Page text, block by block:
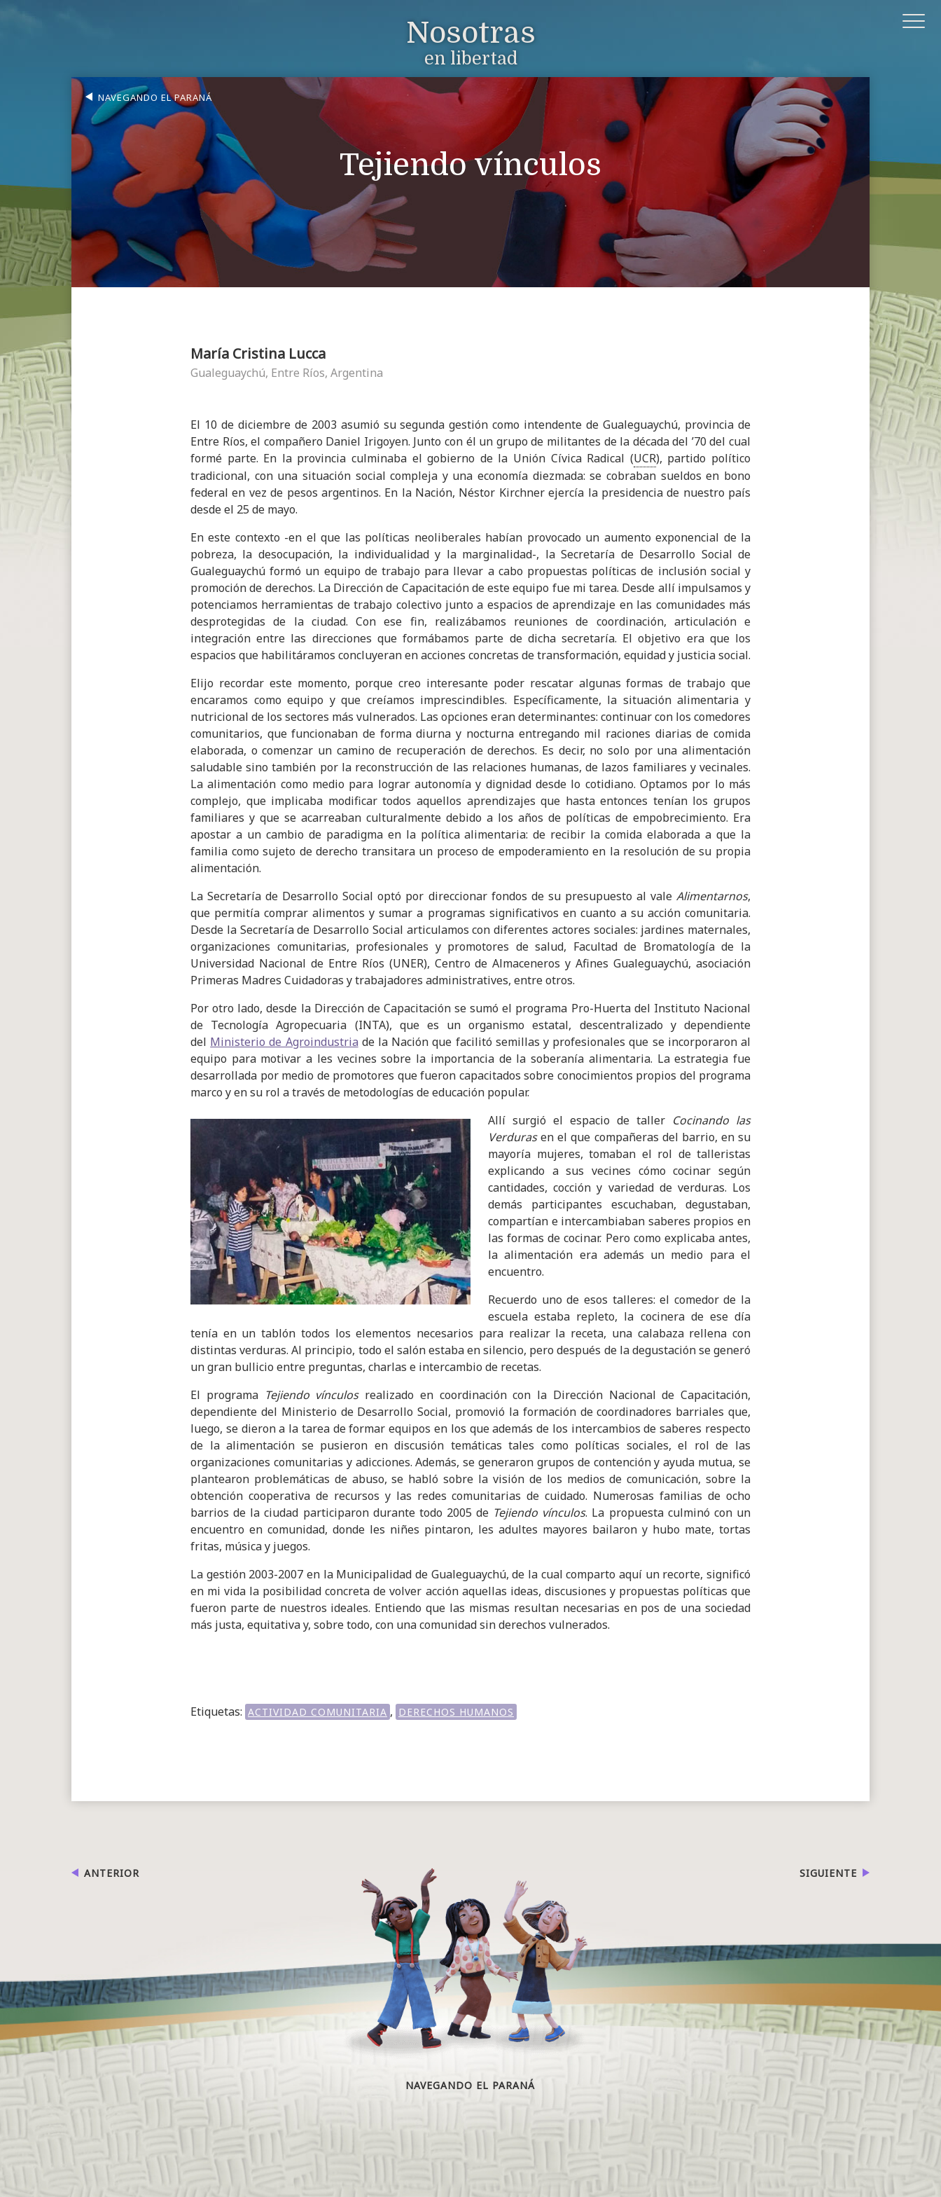
Nosotras
en libertad
NAVEGANDO EL PARANÁ
Tejiendo vínculos
María Cristina Lucca
Gualeguaychú, Entre Ríos, Argentina
El 10 de diciembre de 2003 asumió su segunda gestión como intendente de Gualeguaychú, provincia de
Entre Ríos, el compañero Daniel Irigoyen. Junto con él un grupo de militantes de la década del ’70 del cual
formé parte. En la provincia culminaba el gobierno de la Unión Cívica Radical (UCR), partido político
tradicional, con una situación social compleja y una economía diezmada: se cobraban sueldos en bono
federal en vez de pesos argentinos. En la Nación, Néstor Kirchner ejercía la presidencia de nuestro país
desde el 25 de mayo.
En este contexto -en el que las políticas neoliberales habían provocado un aumento exponencial de la
pobreza, la desocupación, la individualidad y la marginalidad-, la Secretaría de Desarrollo Social de
Gualeguaychú formó un equipo de trabajo para llevar a cabo propuestas políticas de inclusión social y
promoción de derechos. La Dirección de Capacitación de este equipo fue mi tarea. Desde allí impulsamos y
potenciamos herramientas de trabajo colectivo junto a espacios de aprendizaje en las comunidades más
desprotegidas de la ciudad. Con ese fin, realizábamos reuniones de coordinación, articulación e
integración entre las direcciones que formábamos parte de dicha secretaría. El objetivo era que los
espacios que habilitáramos concluyeran en acciones concretas de transformación, equidad y justicia social.
Elijo recordar este momento, porque creo interesante poder rescatar algunas formas de trabajo que
encaramos como equipo y que creíamos imprescindibles. Específicamente, la situación alimentaria y
nutricional de los sectores más vulnerados. Las opciones eran determinantes: continuar con los comedores
comunitarios, que funcionaban de forma diurna y nocturna entregando mil raciones diarias de comida
elaborada, o comenzar un camino de recuperación de derechos. Es decir, no solo por una alimentación
saludable sino también por la reconstrucción de las relaciones humanas, de lazos familiares y vecinales.
La alimentación como medio para lograr autonomía y dignidad desde lo cotidiano. Optamos por lo más
complejo, que implicaba modificar todos aquellos aprendizajes que hasta entonces tenían los grupos
familiares y que se acarreaban culturalmente debido a los años de políticas de empobrecimiento. Era
apostar a un cambio de paradigma en la política alimentaria: de recibir la comida elaborada a que la
familia como sujeto de derecho transitara un proceso de empoderamiento en la resolución de su propia
alimentación.
La Secretaría de Desarrollo Social optó por direccionar fondos de su presupuesto al vale Alimentarnos,
que permitía comprar alimentos y sumar a programas significativos en cuanto a su acción comunitaria.
Desde la Secretaría de Desarrollo Social articulamos con diferentes actores sociales: jardines maternales,
organizaciones comunitarias, profesionales y promotores de salud, Facultad de Bromatología de la
Universidad Nacional de Entre Ríos (UNER), Centro de Almaceneros y Afines Gualeguaychú, asociación
Primeras Madres Cuidadoras y trabajadores administratives, entre otros.
Por otro lado, desde la Dirección de Capacitación se sumó el programa Pro-Huerta del Instituto Nacional
de Tecnología Agropecuaria (INTA), que es un organismo estatal, descentralizado y dependiente
del Ministerio de Agroindustria de la Nación que facilitó semillas y profesionales que se incorporaron al
equipo para motivar a les vecines sobre la importancia de la soberanía alimentaria. La estrategia fue
desarrollada por medio de promotores que fueron capacitados sobre conocimientos propios del programa
marco y en su rol a través de metodologías de educación popular.
Allí surgió el espacio de taller Cocinando las
Verdurasen el que compañeras del barrio, en su
mayoría mujeres, tomaban el rol de talleristas
explicando a sus vecines cómo cocinar según
cantidades, cocción y variedad de verduras. Los
demás participantes escuchaban, degustaban,
compartían e intercambiaban saberes propios en
las formas de cocinar. Pero como explicaba antes,
la alimentación era además un medio para el
encuentro.
Recuerdo uno de esos talleres: el comedor de la
escuela estaba repleto, la cocinera de ese día
tenía en un tablón todos los elementos necesarios para realizar la receta, una calabaza rellena con
distintas verduras. Al principio, todo el salón estaba en silencio, pero después de la degustación se generó
un gran bullicio entre preguntas, charlas e intercambio de recetas.
El programa Tejiendo vínculosrealizado en coordinación con la Dirección Nacional de Capacitación,
dependiente del Ministerio de Desarrollo Social, promovió la formación de coordinadores barriales que,
luego, se dieron a la tarea de formar equipos en los que además de los intercambios de saberes respecto
de la alimentación se pusieron en discusión temáticas tales como políticas sociales, el rol de las
organizaciones comunitarias y adicciones. Además, se generaron grupos de contención y ayuda mutua, se
plantearon problemáticas de abuso, se habló sobre la visión de los medios de comunicación, sobre la
obtención cooperativa de recursos y las redes comunitarias de cuidado. Numerosas familias de ocho
barrios de la ciudad participaron durante todo 2005 de Tejiendo vínculos. La propuesta culminó con un
encuentro en comunidad, donde les niñes pintaron, les adultes mayores bailaron y hubo mate, tortas
fritas, música y juegos.
La gestión 2003-2007 en la Municipalidad de Gualeguaychú, de la cual comparto aquí un recorte, significó
en mi vida la posibilidad concreta de volver acción aquellas ideas, discusiones y propuestas políticas que
fueron parte de nuestros ideales. Entiendo que las mismas resultan necesarias en pos de una sociedad
más justa, equitativa y, sobre todo, con una comunidad sin derechos vulnerados.
Etiquetas: ACTIVIDAD COMUNITARIA , DERECHOS HUMANOS
ANTERIOR
NAVEGANDO EL PARANÁ
SIGUIENTE